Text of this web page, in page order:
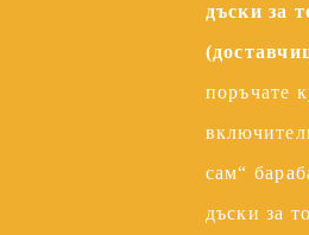
дъски за
поръчате
сам“
дъски за